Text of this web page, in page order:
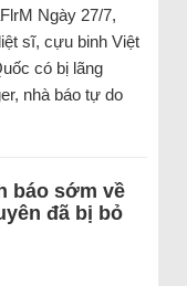
Ngày 27/7,
sĩ, cựu binh Việt
có bị lãng
nhà báo tự do
báo sớm về
đã bị bỏ